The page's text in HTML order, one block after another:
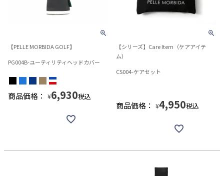
【PELLE MORBIDA GOLF】
PG004B-ユーティリティヘッドカバー
商品価格： ¥6,930税込
【シリーズ】Care Item（ケアアイテ
ム）
CS004-ケアセット
商品価格： ¥4,950税込